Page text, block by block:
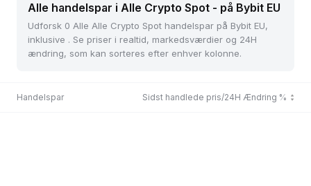
Alle handelspar i Alle Crypto Spot - på Bybit EU
Udforsk 0 Alle Alle Crypto Spot handelspar på Bybit EU,
inklusive . Se priser i realtid, markedsværdier og 24H
ændring, som kan sorteres efter enhver kolonne.
Handelspar Sidst handlede pris/24H Ændring %